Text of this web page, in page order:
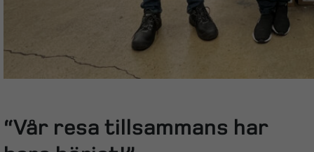
“Vår resa tillsammans har